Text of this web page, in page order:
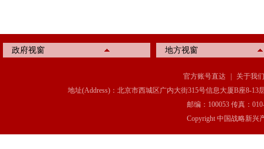
政府视窗 地方视窗
官方账号直达
关于我们
地址(Address)：北京市西城区广内大街315号信息大厦B座8-13
邮编：100053 传真：
Copyright 中国战略新兴